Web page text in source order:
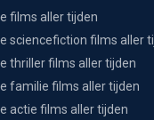
films aller tijden
sciencefiction films aller
thriller films aller tijden
familie films aller tijden
actie films aller tijden